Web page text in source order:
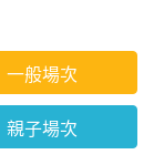
一般場次
親子場次